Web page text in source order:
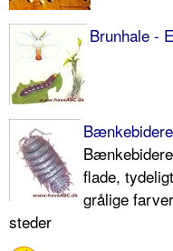
Brunhale -
flade,
grålige
steder